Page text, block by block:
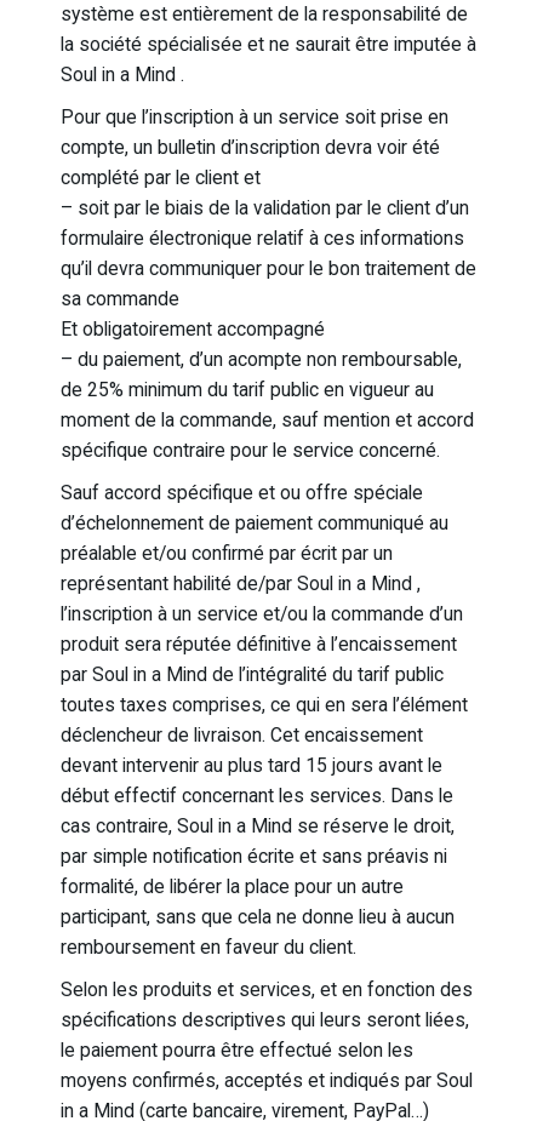
système est entièrement de la responsabilité de
la société spécialisée et ne saurait être imputée à
Soul in a Mind .
Pour que l’inscription à un service soit prise en
compte, un bulletin d’inscription devra voir été
complété par le client et
– soit par le biais de la validation par le client d’un
formulaire électronique relatif à ces informations
qu’il devra communiquer pour le bon traitement de
sa commande
Et obligatoirement accompagné
– du paiement, d’un acompte non remboursable,
de 25% minimum du tarif public en vigueur au
moment de la commande, sauf mention et accord
spécifique contraire pour le service concerné.
Sauf accord spécifique et ou offre spéciale
d’échelonnement de paiement communiqué au
préalable et/ou confirmé par écrit par un
représentant habilité de/par Soul in a Mind ,
l’inscription à un service et/ou la commande d’un
produit sera réputée définitive à l’encaissement
par Soul in a Mind de l’intégralité du tarif public
toutes taxes comprises, ce qui en sera l’élément
déclencheur de livraison. Cet encaissement
devant intervenir au plus tard 15 jours avant le
début effectif concernant les services. Dans le
cas contraire, Soul in a Mind se réserve le droit,
par simple notification écrite et sans préavis ni
formalité, de libérer la place pour un autre
participant, sans que cela ne donne lieu à aucun
remboursement en faveur du client.
Selon les produits et services, et en fonction des
spécifications descriptives qui leurs seront liées,
le paiement pourra être effectué selon les
moyens confirmés, acceptés et indiqués par Soul
in a Mind (carte bancaire, virement, PayPal…)